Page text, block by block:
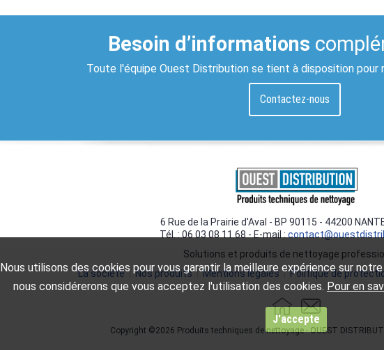
Besoin d’informations
Toute l'équipe Ouest Distribution se tient à disposition pour
Contactez-nous
6 Rue de la Prairie d'Aval - BP 90115 - 44200
Tél. : 06 03 08 11 68 - E-mail :
Solutions et produits de nettoyage
La société|Nos produits|Mentions légales |Politique de
Copyright ©2026 Produits techniques de nettoyage - OUEST
Nous utilisons des cookies pour vous garantir la meilleure expérience sur
nous considérerons que vous acceptez l'utilisation des cookies. Pour en
J'accepte